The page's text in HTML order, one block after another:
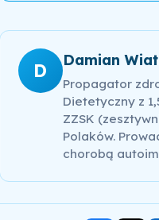
D Damian
Propagator
Dietetyczny z
ZZSK
Polaków.
chorobą